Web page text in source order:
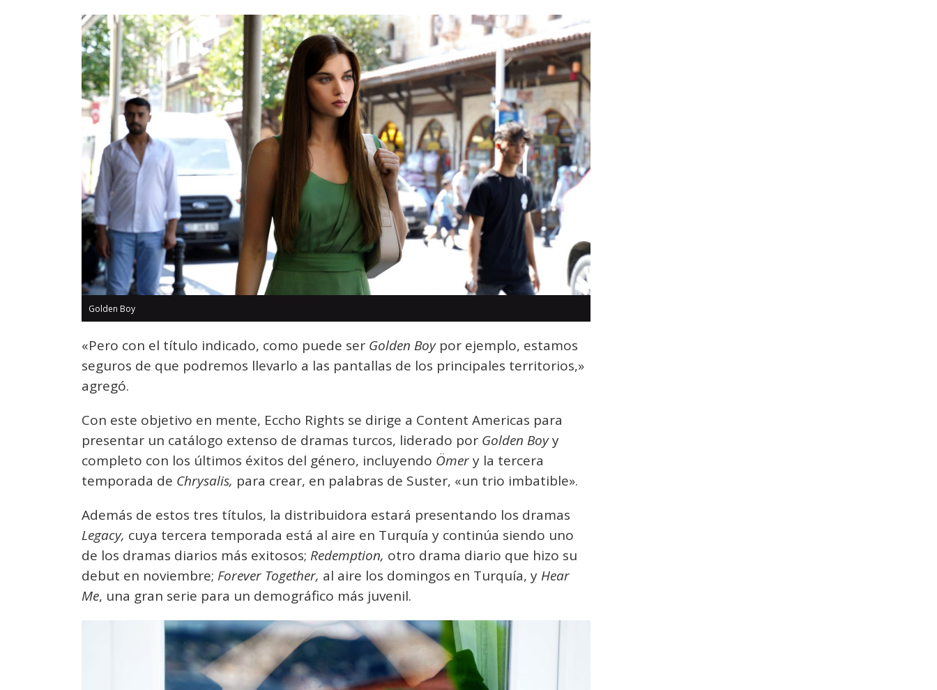
Golden Boy
«Pero con el título indicado, como puede ser Golden Boypor ejemplo, estamos
seguros de que podremos llevarlo a las pantallas de los principales territorios,»
agregó.
Con este objetivo en mente, Eccho Rights se dirige a Content Americas para
presentar un catálogo extenso de dramas turcos, liderado por Golden Boyy
completo con los últimos éxitos del género, incluyendo Ömery la tercera
temporada de Chrysalis, para crear, en palabras de Suster, «un trio imbatible».
Además de estos tres títulos, la distribuidora estará presentando los dramas
Legacy, cuya tercera temporada está al aire en Turquía y continúa siendo uno
de los dramas diarios más exitosos; Redemption, otro drama diario que hizo su
debut en noviembre; Forever Together, al aire los domingos en Turquía, y Hear
Me, una gran serie para un demográfico más juvenil.